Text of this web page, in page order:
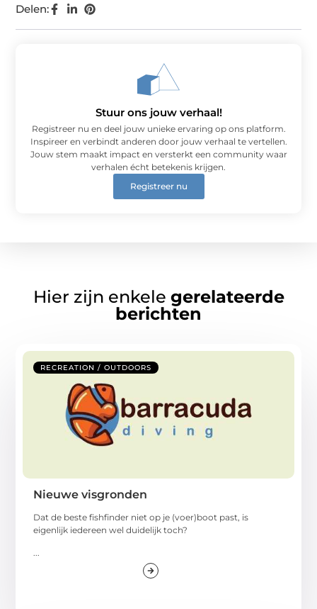
Delen:
Stuur ons jouw verhaal!
Registreer nu en deel jouw unieke ervaring op ons platform.
Inspireer en verbindt anderen door jouw verhaal te vertellen.
Jouw stem maakt impact en versterkt een community waar
verhalen écht betekenis krijgen.
Registreer nu
Hier zijn enkele gerelateerde
berichten
RECREATION / OUTDOORS
Nieuwe visgronden
Dat de beste fishfinder niet op je (voer)boot past, is
eigenlijk iedereen wel duidelijk toch?
...